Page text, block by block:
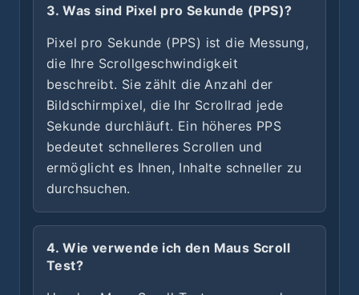
3. Was sind Pixel pro Sekunde (PPS)?
Pixel pro Sekunde (PPS) ist die Messung,
die Ihre Scrollgeschwindigkeit
beschreibt. Sie zählt die Anzahl der
Bildschirmpixel, die Ihr Scrollrad jede
Sekunde durchläuft. Ein höheres PPS
bedeutet schnelleres Scrollen und
ermöglicht es Ihnen, Inhalte schneller zu
durchsuchen.
4. Wie verwende ich den Maus Scroll
Test?